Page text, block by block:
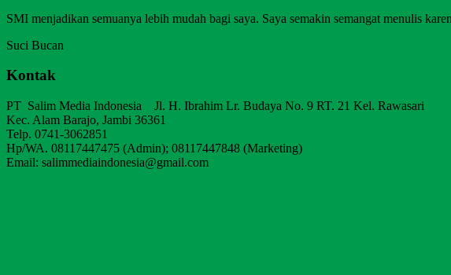
SMI menjadikan semuanya lebih mudah bagi saya. Saya semakin semangat menulis
Suci Bucan
Kontak
PT Salim Media Indonesia Jl. H. Ibrahim Lr. Budaya No. 9 RT. 21 Kel. Rawasari
Kec. Alam Barajo, Jambi 36361
Telp. 0741-3062851
Hp/WA. 08117447475 (Admin); 08117447848 (Marketing)
Email: salimmediaindonesia@gmail.com